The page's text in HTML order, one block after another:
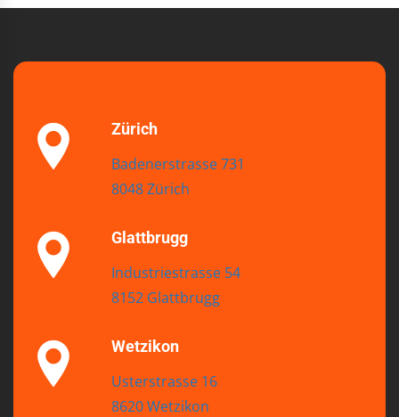
Zürich
Badenerstrasse 731
8048 Zürich
Glattbrugg
Industriestrasse 54
8152 Glattbrugg
Wetzikon
Usterstrasse 16
8620 Wetzikon